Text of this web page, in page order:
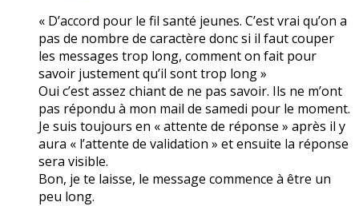
« D’accord pour le fil santé jeunes. C’est vrai qu’on a
pas de nombre de caractère donc si il faut couper
les messages trop long, comment on fait pour
savoir justement qu’il sont trop long »
Oui c’est assez chiant de ne pas savoir. Ils ne m’ont
pas répondu à mon mail de samedi pour le moment.
Je suis toujours en « attente de réponse » après il y
aura « l’attente de validation » et ensuite la réponse
sera visible.
Bon, je te laisse, le message commence à être un
peu long.